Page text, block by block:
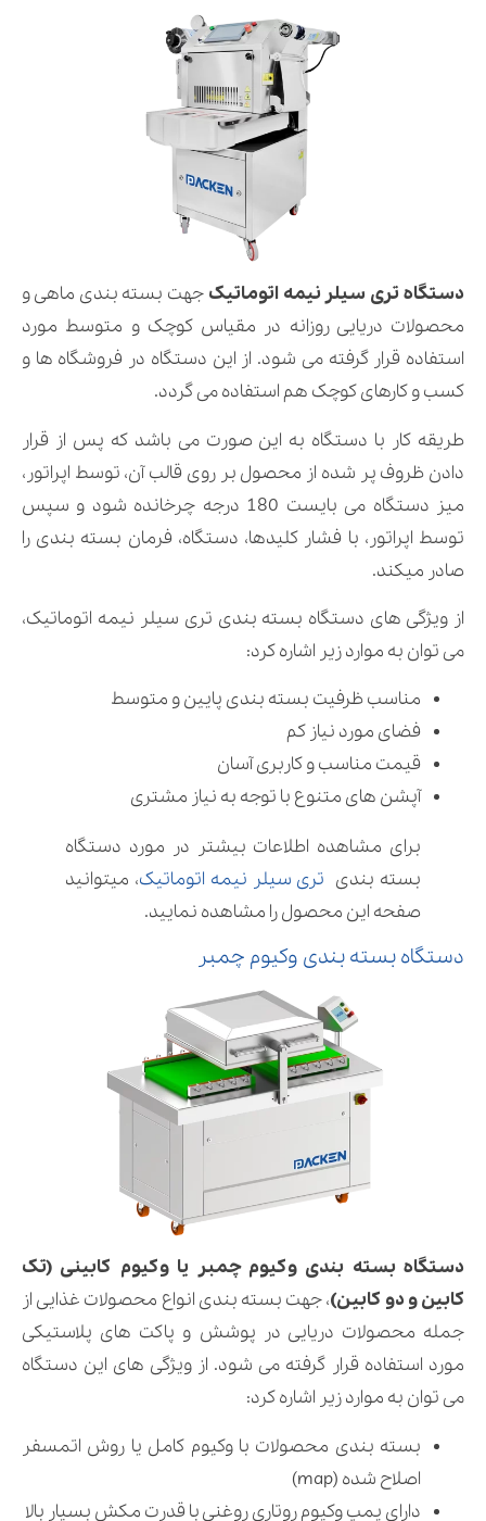
دستگاه تری سیلر نیمه اتوماتیک جهت بسته بندی ماهی و
محصولات دریایی روزانه در مقیاس کوچک و متوسط مورد
استفاده قرار گرفته می شود. از این دستگاه در فروشگاه ها و
کسب و کارهای کوچک هم استفاده می گردد.
طریقه کار با دستگاه به این صورت می باشد که پس از قرار
دادن ظروف پر شده از محصول بر روی قالب آن، توسط اپراتور،
میز دستگاه می بایست 180 درجه چرخانده شود و سپس
توسط اپراتور، با فشار کلیدها، دستگاه، فرمان بسته بندی را
صادر میکند.
از ویژگی های دستگاه بسته بندی تری سیلر نیمه اتوماتیک،
می توان به موارد زیر اشاره کرد:
مناسب ظرفیت بسته بندی پایین و متوسط
فضای مورد نیاز کم
قیمت مناسب و کاربری آسان
آپشن های متنوع با توجه به نیاز مشتری
برای مشاهده اطلاعات بیشتر در مورد دستگاه
بسته بندی تری سیلر نیمه اتوماتیک، میتوانید
صفحه این محصول را مشاهده نمایید.
دستگاه بسته بندی وکیوم چمبر
دستگاه بسته بندى وکیوم چمبر یا وکیوم کابینى (تک
کابین و دو کابین)، جهت بسته بندى انواع محصولات غذایى از
جمله محصولات دریایی در پوشش و پاکت های پلاستیکى
مورد استفاده قرار گرفته می شود. از ویژگی های این دستگاه
می توان به موارد زیر اشاره کرد:
بسته بندى محصولات با وکیوم کامل یا روش اتمسفر
اصلاح شده (map)
دارای پمپ وکیوم روتاری روغنی با قدرت مکش بسیار بالا